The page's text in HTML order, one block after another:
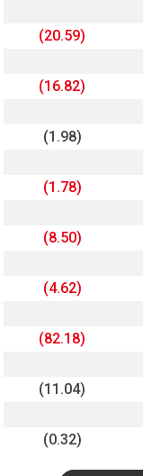
(20.59)
(16.82)
(1.98)
(1.78)
(8.50)
(4.62)
(82.18)
(11.04)
(0.32)